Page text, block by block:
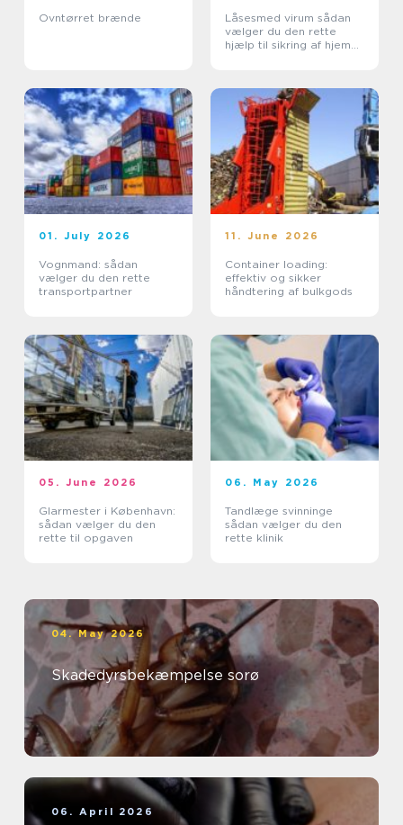
Ovntørret brænde
Låsesmed virum sådan
vælger du den rette
hjælp til sikring af hjem
01. July 2026
Vognmand: sådan
vælger du den rette
transportpartner
11. June 2026
Container loading:
effektiv og sikker
håndtering af bulkgods
05. June 2026
Glarmester i København:
sådan vælger du den
rette til opgaven
06. May 2026
Tandlæge svinninge
sådan vælger du den
rette klinik
04. May 2026
Skadedyrsbekæmpelse sorø
06. April 2026